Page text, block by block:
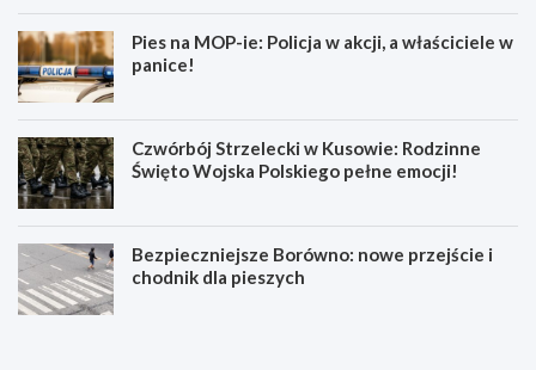
Pies na MOP-ie: Policja w akcji, a właściciele w
panice!
Czwórbój Strzelecki w Kusowie: Rodzinne
Święto Wojska Polskiego pełne emocji!
Bezpieczniejsze Borówno: nowe przejście i
chodnik dla pieszych
F
P